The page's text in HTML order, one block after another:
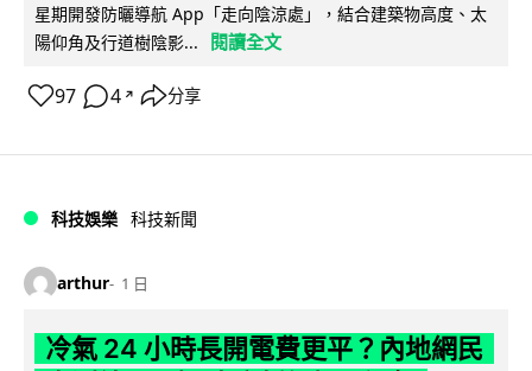
星期開發防曬導航 App「走向陰涼處」，結合建築物高度、太
陽仰角及行道樹陰影...
閱讀全文
97 4 ↗ 分享
科技娛樂 科技新聞
arthur 1 日
冷氣 24 小時長開電費更平？內地網民